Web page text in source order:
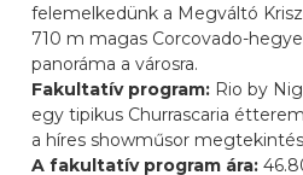
felemelkedünk a Megváltó
710 m magas Corcovado-
panoráma a városra.
Fakultatív program: Rio by
egy tipikus Churrascaria
a híres showműsor
A fakultatív program ára: